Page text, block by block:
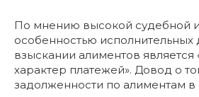
По мнению высокой судебной
особенностью исполнительных
взыскании алиментов
характер платежей». Довод о
задолженности по алиментам в